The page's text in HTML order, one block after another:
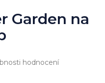
Garden na
hodnocení